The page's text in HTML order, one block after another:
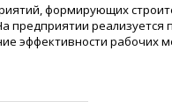
формирующих
предприятии
эффективности рабочих